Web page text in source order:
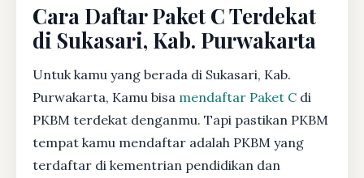
Cara Daftar Paket C Terdekat
di Sukasari, Kab. Purwakarta
Untuk kamu yang berada di Sukasari, Kab.
Purwakarta, Kamu bisa mendaftar Paket C di
PKBM terdekat denganmu. Tapi pastikan PKBM
tempat kamu mendaftar adalah PKBM yang
terdaftar di kementrian pendidikan dan